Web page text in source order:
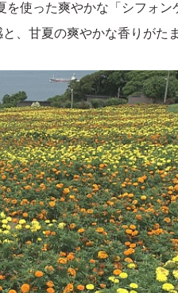
使った爽やかな「シフォン
、甘夏の爽やかな香りがた